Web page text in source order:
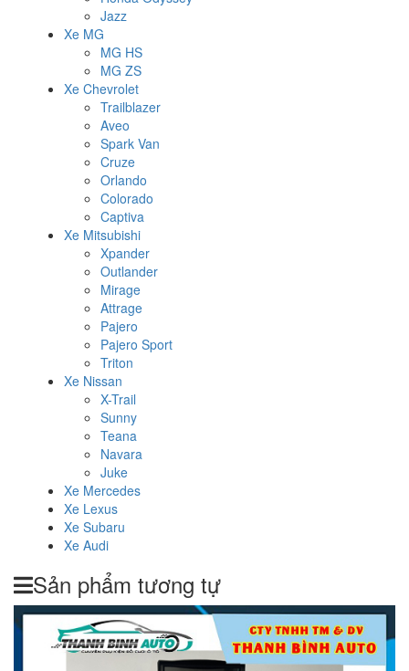
Jazz
Xe MG
MG HS
MG ZS
Xe Chevrolet
Trailblazer
Aveo
Spark Van
Cruze
Orlando
Colorado
Captiva
Xe Mitsubishi
Xpander
Outlander
Mirage
Attrage
Pajero
Pajero Sport
Triton
Xe Nissan
X-Trail
Sunny
Teana
Navara
Juke
Xe Mercedes
Xe Lexus
Xe Subaru
Xe Audi
Sản phẩm tương tự